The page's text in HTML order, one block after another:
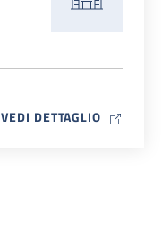
VEDI DETTAGLIO MAP ICON